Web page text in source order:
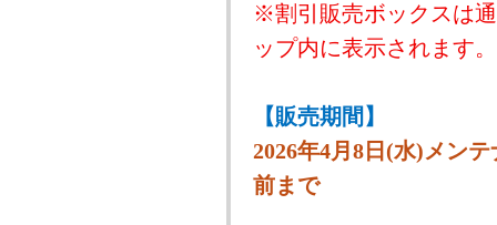
※割引販売ボックスは
ップ内に表示されます。
【販売期間】
2026年4月8日(水)メン
前まで